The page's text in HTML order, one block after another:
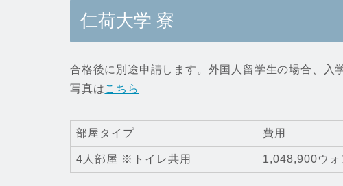
仁荷大学 寮
合格後に別途申請します。外国人留学生の場合、入
写真はこちら
部屋タイプ 費用
4人部屋 ※トイレ共用 1,048,900ウォ